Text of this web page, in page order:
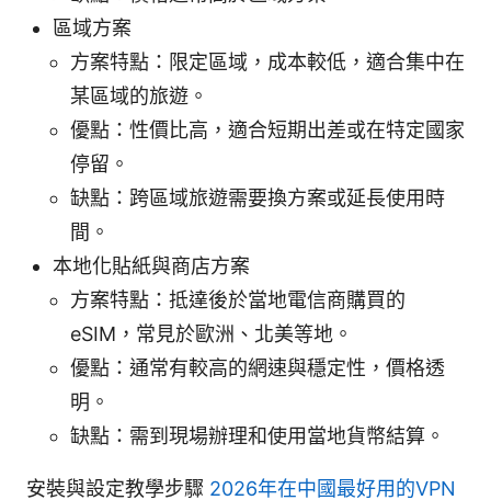
區域方案
方案特點：限定區域，成本較低，適合集中在
某區域的旅遊。
優點：性價比高，適合短期出差或在特定國家
停留。
缺點：跨區域旅遊需要換方案或延長使用時
間。
本地化貼紙與商店方案
方案特點：抵達後於當地電信商購買的
eSIM，常見於歐洲、北美等地。
優點：通常有較高的網速與穩定性，價格透
明。
缺點：需到現場辦理和使用當地貨幣結算。
安裝與設定教學步驟 2026年在中國最好用的VPN